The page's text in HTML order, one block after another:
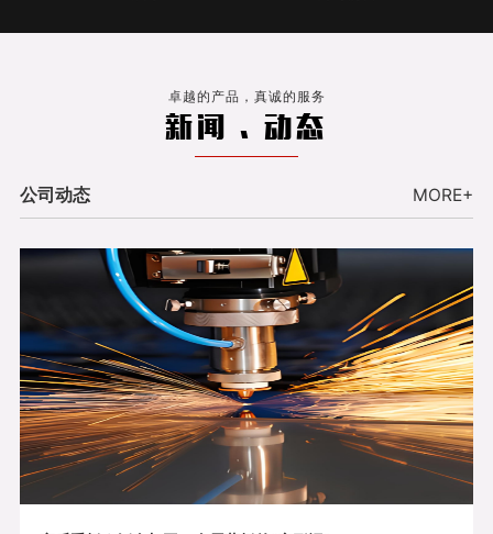
卓越的产品，真诚的服务
新闻 . 动态
公司动态 MORE+